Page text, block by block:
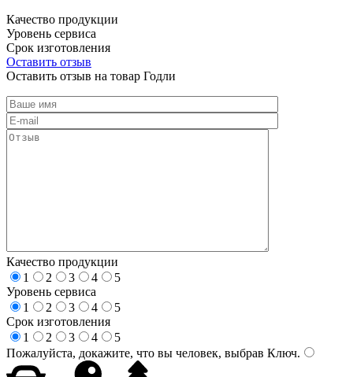
Качество продукции
Уровень сервиса
Срок изготовления
Оставить отзыв
Оставить отзыв на товар Годли
Качество продукции
1
2 3 4
5
Уровень сервиса
1
2 3 4
5
Срок изготовления
1
2 3 4
5
Пожалуйста, докажите, что вы человек, выбрав Ключ.